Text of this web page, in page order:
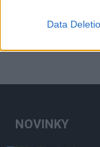
Data
NOVINKY